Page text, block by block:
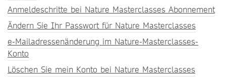
Anmeldeschritte bei Nature Masterclasses Abonnement
Ändern Sie Ihr Passwort für Nature Masterclasses
e-Mailadressenänderung im Nature-Masterclasses-
Konto
Löschen Sie mein Konto bei Nature Masterclasses